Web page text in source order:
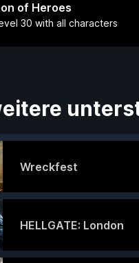
of Heroes
30 with all characters
Wreckfest
HELLGATE: London